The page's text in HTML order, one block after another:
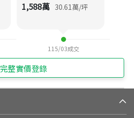
1,588萬 30.61萬/坪
115/03成交
完整實價登錄